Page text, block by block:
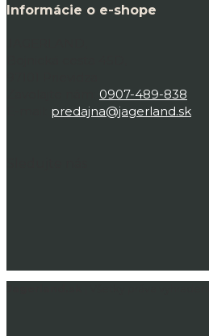
Informácie o e-shope
0907-489-838
predajna@jagerland.sk